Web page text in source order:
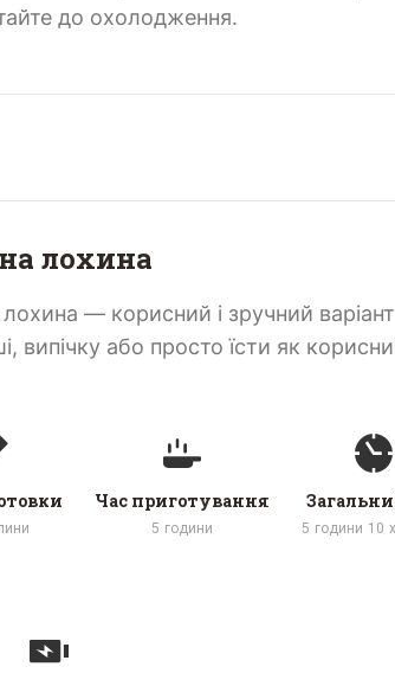
до охолодження.
лохина
— корисний і зручний
випічку або просто їсти як
Час приготування
5 години 5 години 10